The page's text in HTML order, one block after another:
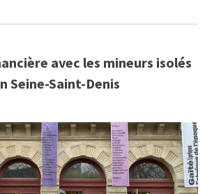
avec les mineurs isolés
Seine-Saint-Denis